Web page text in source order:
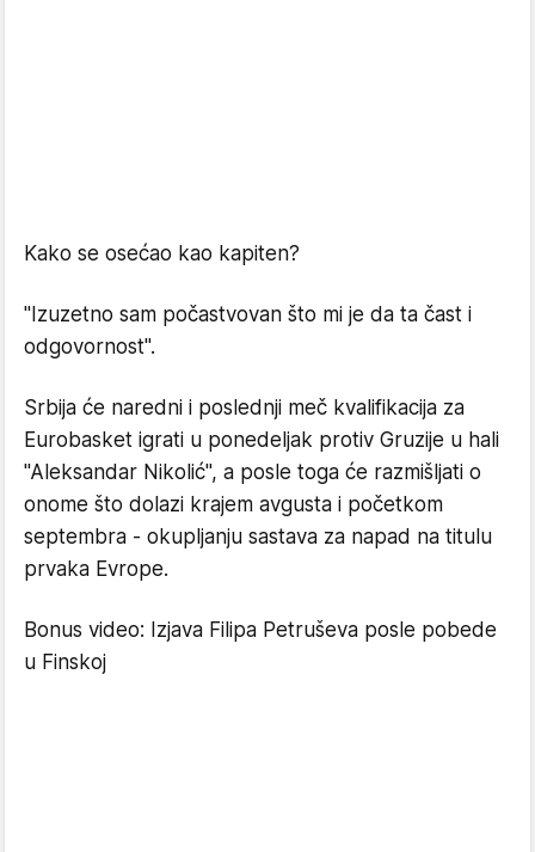
Kako se osećao kao kapiten?
"Izuzetno sam počastvovan što mi je da ta čast i
odgovornost".
Srbija će naredni i poslednji meč kvalifikacija za
Eurobasket igrati u ponedeljak protiv Gruzije u hali
"Aleksandar Nikolić", a posle toga će razmišljati o
onome što dolazi krajem avgusta i početkom
septembra - okupljanju sastava za napad na titulu
prvaka Evrope.
Bonus video: Izjava Filipa Petruševa posle pobede
u Finskoj